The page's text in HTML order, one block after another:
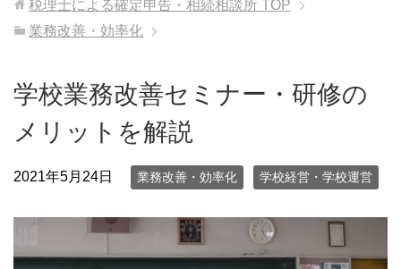
税理士による確定申告・相続相談所 TOP
業務改善・効率化
学校業務改善セミナー・研修の
メリットを解説
2021年5月24日 業務改善・効率化 学校経営・学校運営